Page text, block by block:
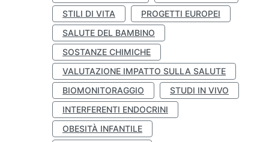
STILI DI VITA
PROGETTI EUROPEI
SALUTE DEL BAMBINO
SOSTANZE CHIMICHE
VALUTAZIONE IMPATTO SULLA SALUTE
BIOMONITORAGGIO
STUDI IN VIVO
INTERFERENTI ENDOCRINI
OBESITÀ INFANTILE